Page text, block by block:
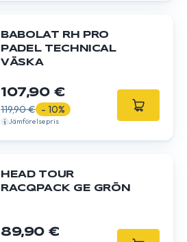
BABOLAT RH PRO
PADEL TECHNICAL
VÄSKA
107,90 €
119,90 € - 10%
Jämförelsepris
HEAD TOUR
RACQPACK GE GRÖN
89,90 €